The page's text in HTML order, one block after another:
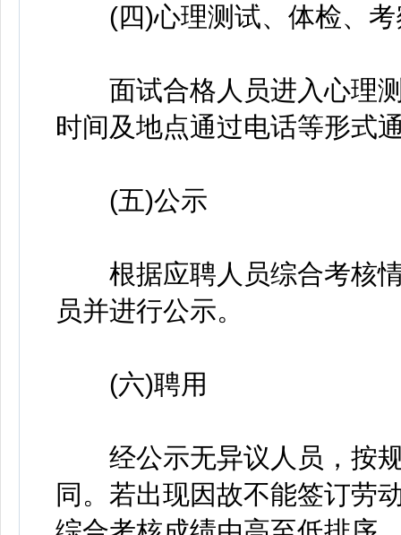
(四)心理测试、体检、考
面试合格人员进入心理测
时间及地点通过电话等形式
(五)公示
根据应聘人员综合考核情
员并进行公示。
(六)聘用
经公示无异议人员，按规
同。若出现因故不能签订劳